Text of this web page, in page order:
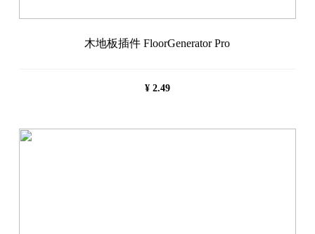
木地板插件 FloorGenerator Pro
¥2.49